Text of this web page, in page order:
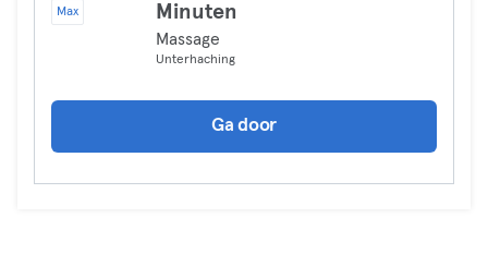
Max
Minuten
Massage
Unterhaching
Ga door